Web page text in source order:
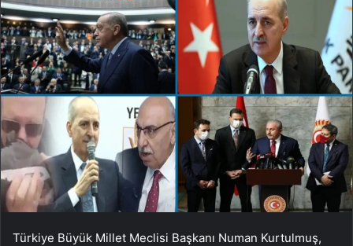
Türkiye Büyük Millet Meclisi Başkanı Numan Kurtulmuş,